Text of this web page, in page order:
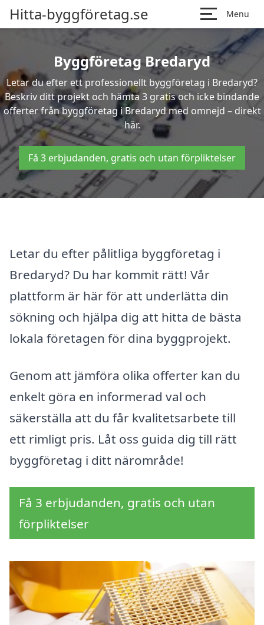
Hitta-byggföretag.se Menu
Byggföretag Bredaryd
Letar du efter ett professionellt byggföretag i Bredaryd?
Beskriv ditt projekt och hämta 3 gratis och icke bindande
offerter från byggföretag i Bredaryd med omnejd – direkt
här.
Få 3 erbjudanden, gratis och utan förpliktelser
Letar du efter pålitliga byggföretag i
Bredaryd? Du har kommit rätt! Vår
plattform är här för att underlätta din
sökning och hjälpa dig att hitta de bästa
lokala företagen för dina byggprojekt.
Genom att jämföra olika offerter kan du
enkelt göra en informerad val och
säkerställa att du får kvalitetsarbete till
ett rimligt pris. Låt oss guida dig till rätt
byggföretag i ditt närområde!
Få 3 erbjudanden, gratis och utan
förpliktelser